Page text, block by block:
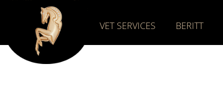
VET SERVICES BERITT